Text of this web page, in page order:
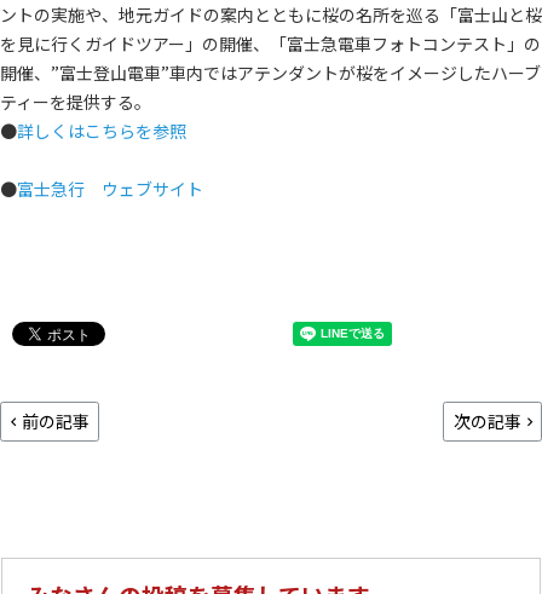
ントの実施や、地元ガイドの案内とともに桜の名所を巡る「富士山と桜
を見に行くガイドツアー」の開催、「富士急電車フォトコンテスト」の
開催、”富士登山電車”車内ではアテンダントが桜をイメージしたハーブ
ティーを提供する。
●詳しくはこちらを参照
●富士急行 ウェブサイト
前の記事 次の記事